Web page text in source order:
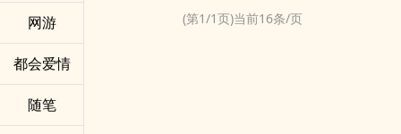
网游
都会爱情
随笔
(第1/1页)当前16条/页